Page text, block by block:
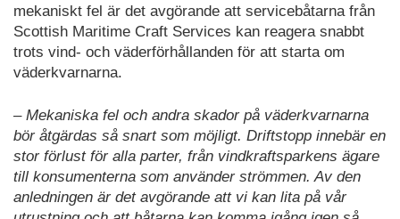
mekaniskt fel är det avgörande att servicebåtarna från
Scottish Maritime Craft Services kan reagera snabbt
trots vind- och väderförhållanden för att starta om
väderkvarnarna.
– Mekaniska fel och andra skador på väderkvarnarna
bör åtgärdas så snart som möjligt. Driftstopp innebär en
stor förlust för alla parter, från vindkraftsparkens ägare
till konsumenterna som använder strömmen. Av den
anledningen är det avgörande att vi kan lita på vår